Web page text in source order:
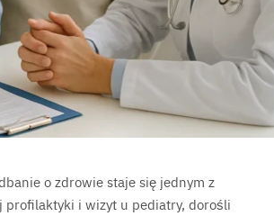
o zdrowie staje się jednym z
profilaktyki i wizyt u pediatry, dorośli